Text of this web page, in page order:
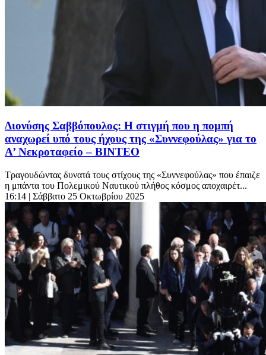
Διονύσης Σαββόπουλος: Η στιγμή που η πομπή
αναχωρεί υπό τους ήχους της «Συννεφούλας» για το
Α’ Νεκροταφείο – ΒΙΝΤΕΟ
Τραγουδώντας δυνατά τους στίχους της «Συννεφούλας» που έπαιζε
η μπάντα του Πολεμικού Ναυτικού πλήθος κόσμος αποχαιρέτ...
16:14 | Σάββατο 25 Οκτωβρίου 2025